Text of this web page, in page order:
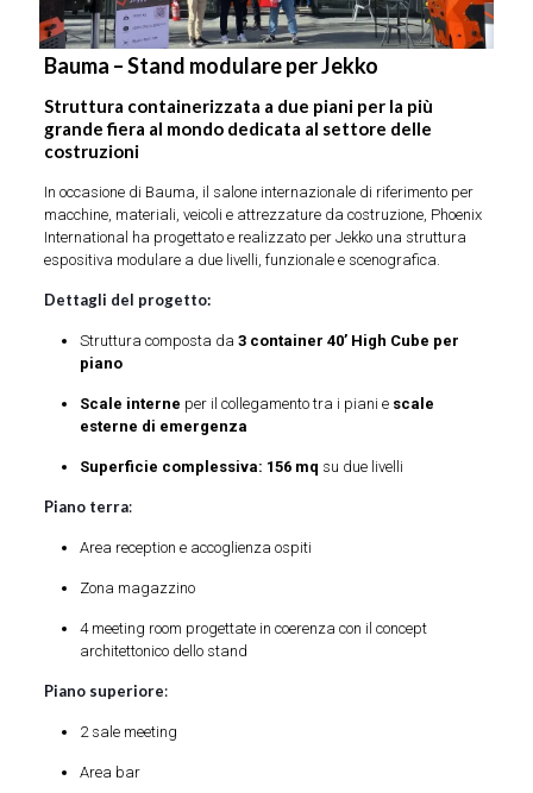
Bauma – Stand modulare per Jekko
Struttura containerizzata a due piani per la più
grande fiera al mondo dedicata al settore delle
costruzioni
In occasione di Bauma , il salone internazionale di riferimento per
macchine, materiali, veicoli e attrezzature da costruzione, Phoenix
International ha progettato e realizzato per Jekkouna struttura
espositiva modulare a due livelli, funzionale e scenografica.
Dettagli del progetto:
Struttura composta da 3 container 40’ High Cube per
piano
Scale interne per il collegamento tra i piani e scale
esterne di emergenza
Superficie complessiva: 156 mq su due livelli
Piano terra:
Area reception e accoglienza ospiti
Zona magazzino
4 meeting room progettate in coerenza con il concept
architettonico dello stand
Piano superiore:
2 sale meeting
Area bar